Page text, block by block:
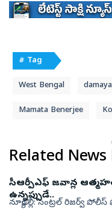
# Tag
West Bengal
Mamata Benerjee
Related
సీఆర్పీఎఫ్ జవాన్ల
ఉన్నప్పుడే..
న్యూఢిల్లీ: సెంట్రల్ రిజర్వ్